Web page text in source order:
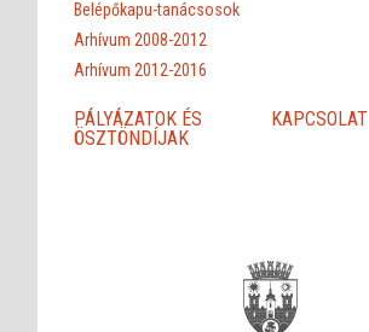
Belépőkapu-tanácsosok
Arhívum 2008-2012
Arhívum 2012-2016
PÁLYÁZATOK ÉS
ÖSZTÖNDÍJAK
KAPCSOLAT